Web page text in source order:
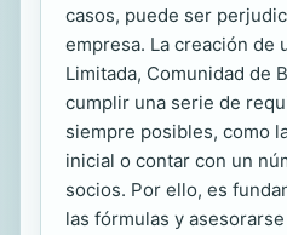
casos, puede ser
empresa. La creación de
Limitada, Comunidad de
cumplir una serie de
siempre posibles, como
inicial o contar con un
socios. Por ello, es
las fórmulas y